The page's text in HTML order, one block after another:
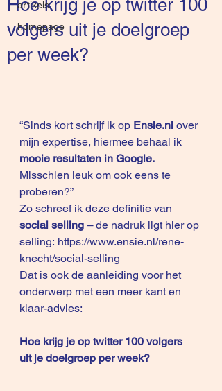
artikels
homepage
Hoe krijg je op twitter 100
volgers uit je doelgroep
per week?
“Sinds kort schrijf ik op Ensie.nl over
mijn expertise, hiermee behaal ik
mooie resultaten in Google.
Misschien leuk om ook eens te
proberen?”
Zo schreef ik deze definitie van
social selling – de nadruk ligt hier op
selling: https://www.ensie.nl/rene-
knecht/social-selling
Dat is ook de aanleiding voor het
onderwerp met een meer kant en
klaar-advies:
Hoe krijg je op twitter 100 volgers
uit je doelgroep per week?